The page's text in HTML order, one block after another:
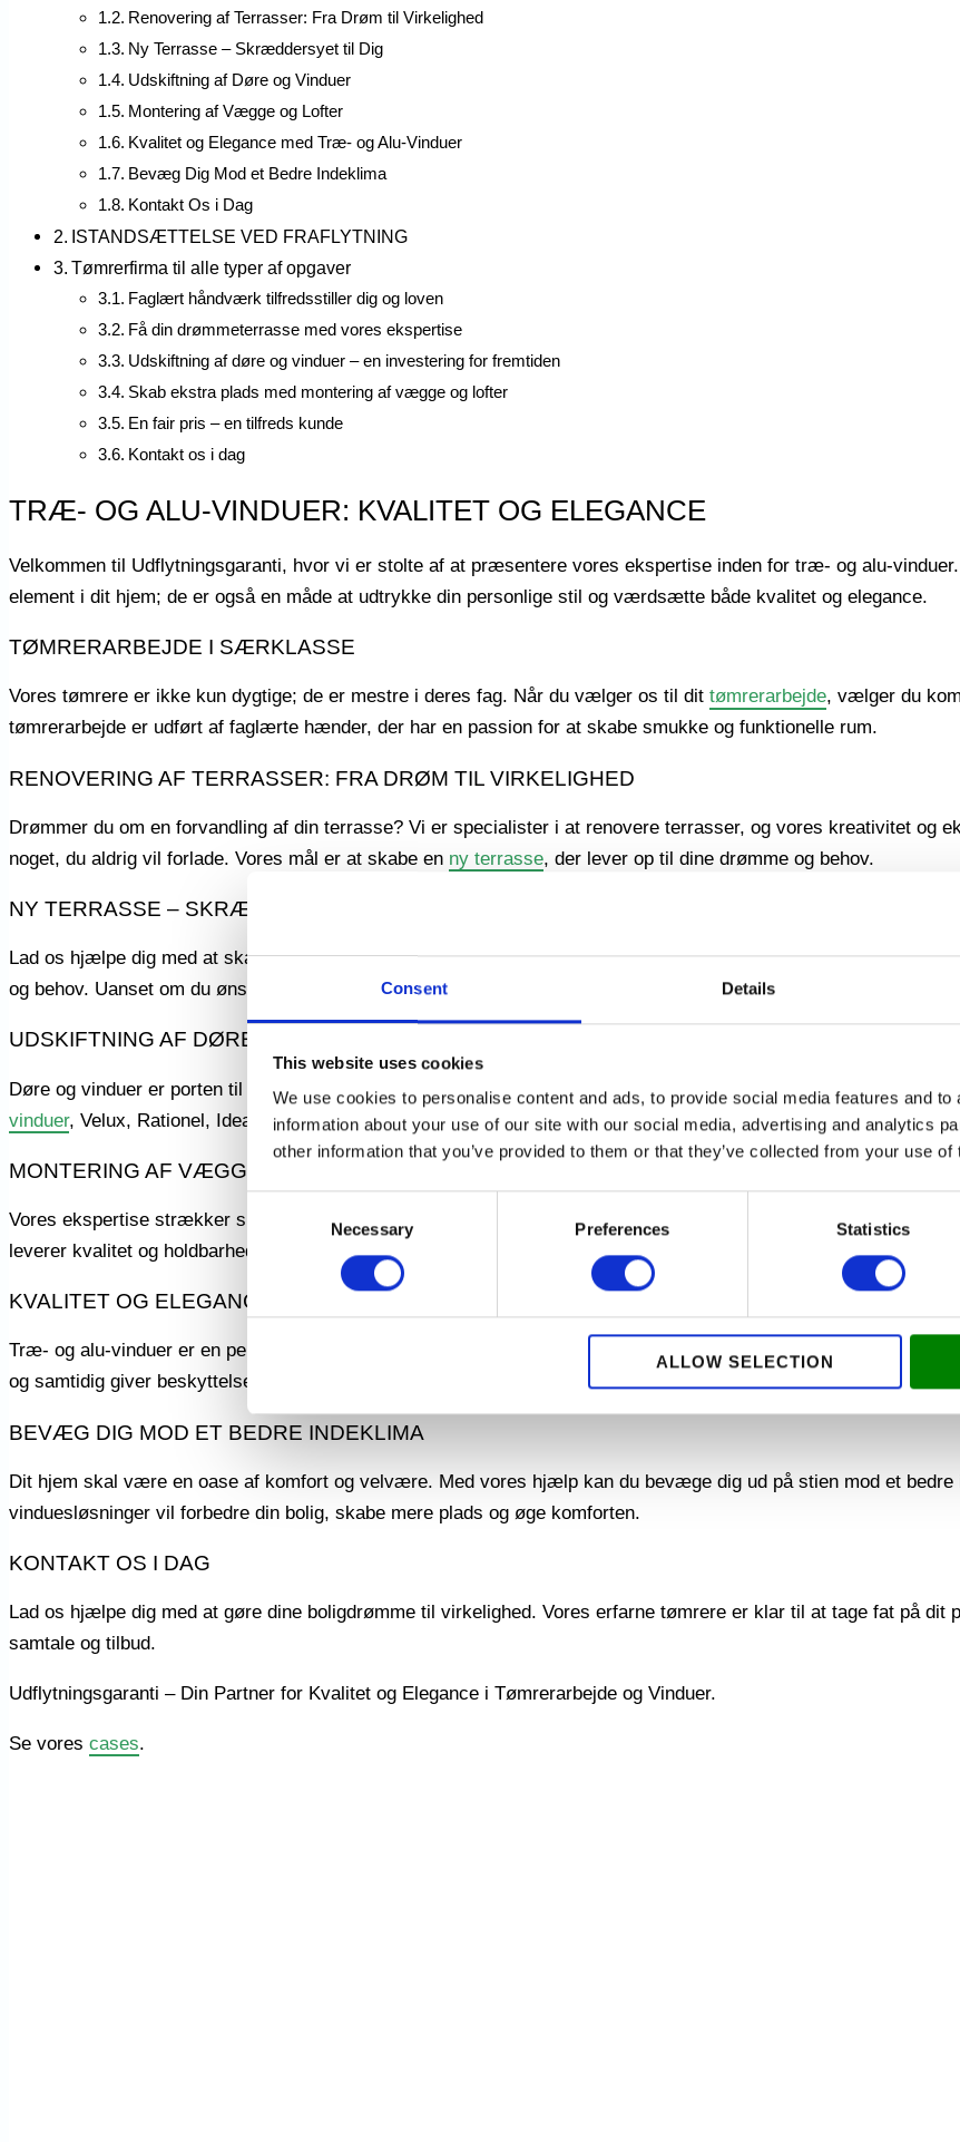
Consent Details
This website uses cookies
We use cookies to personalise content and ads, to provide social media features and
information about your use of our site with our social media, advertising and analytics
other information that you’ve provided to them or that they’ve collected from your use
Necessary Preferences Statistics
ALLOW SELECTION
Renovering af Terrasser: Fra Drøm til Virkelighed
Ny Terrasse – Skræddersyet til Dig
Udskiftning af Døre og Vinduer
Montering af Vægge og Lofter
Kvalitet og Elegance med Træ- og Alu-Vinduer
Bevæg Dig Mod et Bedre Indeklima
Kontakt Os i Dag
ISTANDSÆTTELSE VED FRAFLYTNING
Tømrerfirma til alle typer af opgaver
Faglært håndværk tilfredsstiller dig og loven
Få din drømmeterrasse med vores ekspertise
Udskiftning af døre og vinduer – en investering for fremtiden
Skab ekstra plads med montering af vægge og lofter
En fair pris – en tilfreds kunde
Kontakt os i dag
TRÆ- OG ALU-VINDUER: KVALITET OG ELEGANCE
Velkommen til Udflytningsgaranti, hvor vi er stolte af at præsentere vores ekspertise inden for træ- og alu-
element i dit hjem; de er også en måde at udtrykke din personlige stil og værdsætte både kvalitet og elegance.
TØMRERARBEJDE I SÆRKLASSE
Vores tømrere er ikke kun dygtige; de er mestre i deres fag. Når du vælger os til dit tømrerarbejde, vælger du
tømrerarbejde er udført af faglærte hænder, der har en passion for at skabe smukke og funktionelle rum.
RENOVERING AF TERRASSER: FRA DRØM TIL VIRKELIGHED
Drømmer du om en forvandling af din terrasse? Vi er specialister i at renovere terrasser, og vores kreativitet og
noget, du aldrig vil forlade. Vores mål er at skabe en ny terrasse, der lever op til dine drømme og behov.
NY TERRASSE – SKRÆDDERSYET TIL DIG
Lad os hjælpe dig med at skabe den perfekte terrasse fra bunden. Vores tømrere kan designe og bygge en ny
og behov. Uanset om du ønsker en hyggelig krog eller et stort underholdningsområde, har vi ekspertisen til at
UDSKIFTNING AF DØRE OG VINDUER
Døre og vinduer er porten til dit hjem. Vi tilbyder professionel udskiftning af døre og vinduer , og vores
vinduer, Velux, Rationel, Idealcombi og mange andre sikrer, at du får de bedste løsninger til din komfort og
MONTERING AF VÆGGE OG LOFTER
Vores ekspertise strækker sig ud over terrasser og vinduer. Vi tilbyder også præcis montering af vægge og
leverer kvalitet og holdbarhed i hvert projekt.
KVALITET OG ELEGANCE MED TRÆ- OG ALU-VINDUER
Træ- og alu-vinduer er en perfekt kombination af skønhed og holdbarhed. Vi forstår betydningen af at vælge de
og samtidig giver beskyttelse mod elementerne.
BEVÆG DIG MOD ET BEDRE INDEKLIMA
Dit hjem skal være en oase af komfort og velvære. Med vores hjælp kan du bevæge dig ud på stien mod et bedre
vinduesløsninger vil forbedre din bolig, skabe mere plads og øge komforten.
KONTAKT OS I DAG
Lad os hjælpe dig med at gøre dine boligdrømme til virkelighed. Vores erfarne tømrere er klar til at tage fat på dit
samtale og tilbud.
Udflytningsgaranti – Din Partner for Kvalitet og Elegance i Tømrerarbejde og Vinduer.
Se vores cases.